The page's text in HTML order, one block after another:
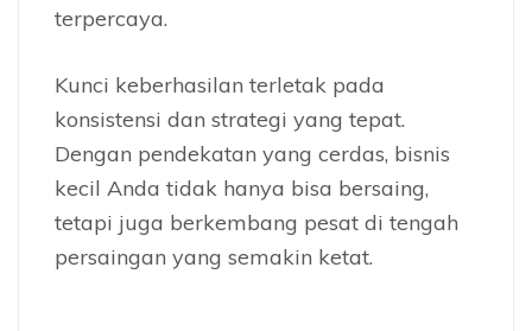
terpercaya.
Kunci keberhasilan terletak pada
konsistensi dan strategi yang tepat.
Dengan pendekatan yang cerdas, bisnis
kecil Anda tidak hanya bisa bersaing,
tetapi juga berkembang pesat di tengah
persaingan yang semakin ketat.